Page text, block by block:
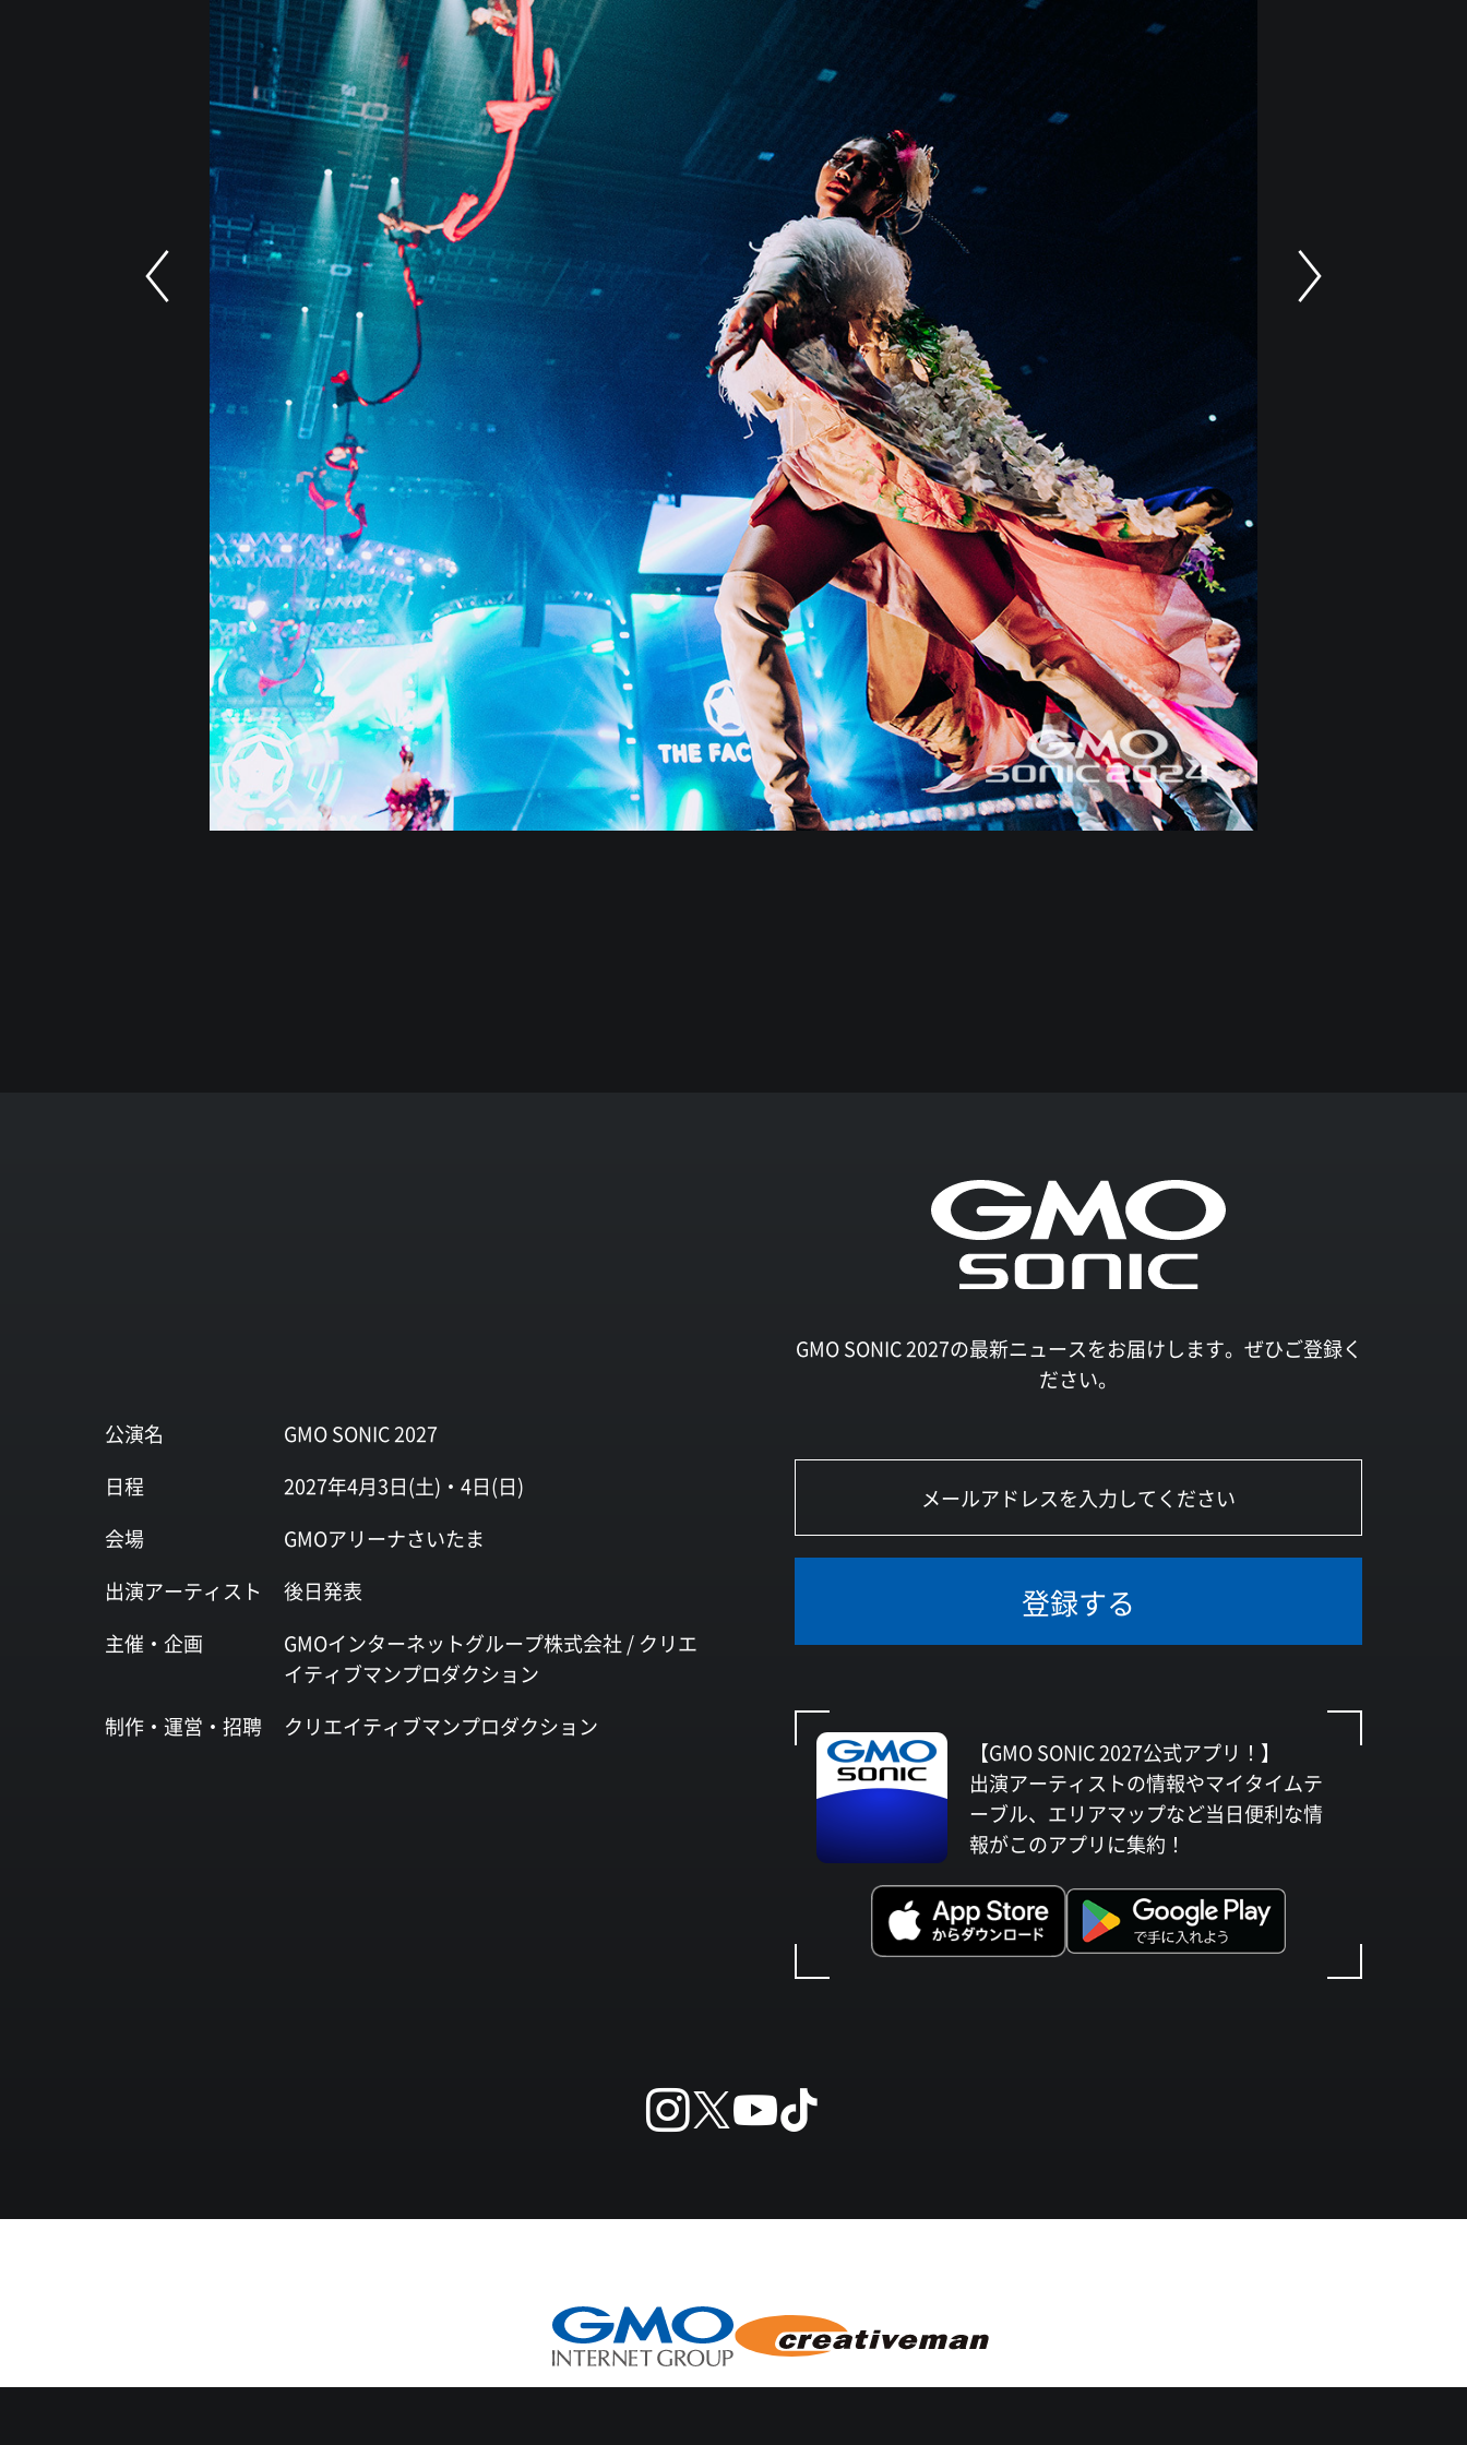
公演名
GMO SONIC 2027
日程
2027年4月3日(土)・4日(日)
会場
GMOアリーナさいたま
出演アーティスト
後日発表
主催・企画
GMOインターネットグループ株式会社 / クリエ
イティブマンプロダクション
制作・運営・ 招聘 クリエイティブマンプロダクション
GMO SONIC 2027の最新ニュースをお届けします。ぜひご登録く
ださい。
登録する
【GMO SONIC 2027公式アプリ！】
出演アーティストの情報やマイタイムテ
ーブル、エリアマップなど当日便利な情
報がこのアプリに集約！